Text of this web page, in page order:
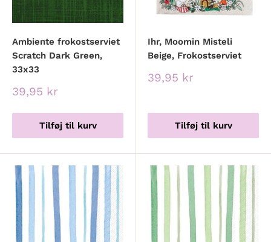
Ambiente frokostserviet
Scratch Dark Green,
33x33
Udsalgspris
39,95 kr
Tilføj til kurv
Ihr, Moomin Misteli
Beige, Frokostserviet
Udsalgspris
39,95 kr
Tilføj til kurv